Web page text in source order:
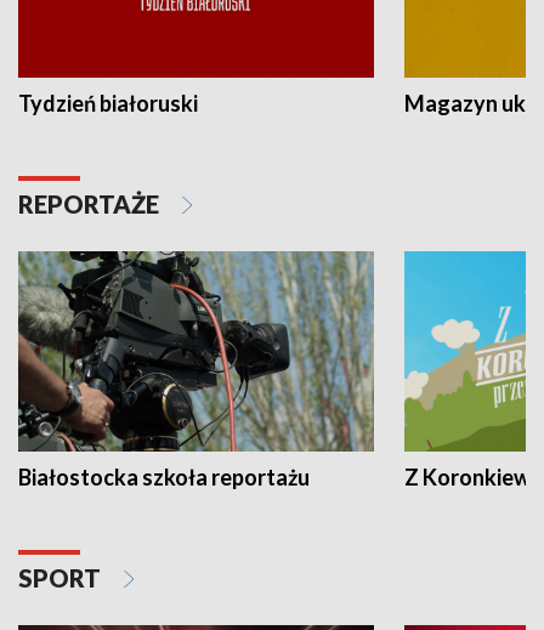
Tydzień białoruski Magazyn
REPORTAŻE
Białostocka szkoła reportażu Z
SPORT